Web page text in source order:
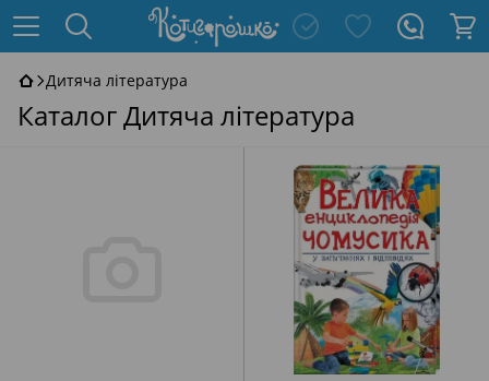
Дитяча література
Каталог Дитяча література